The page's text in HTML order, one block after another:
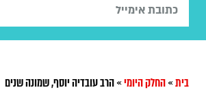
בית»החלק היומי»הרב עובדיה יוסף, שמונה שנים